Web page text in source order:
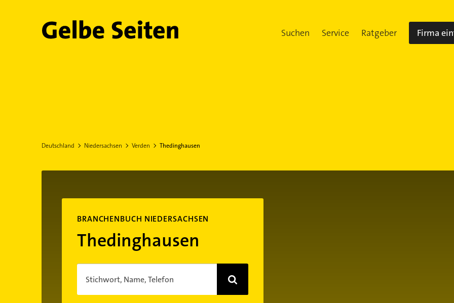
Gelbe Seiten Suchen Service Ratgeber Firma
Deutschland Niedersachsen Verden Thedinghausen
BRANCHENBUCH NIEDERSACHSEN
Thedinghausen
Stichwort, Name, Telefon